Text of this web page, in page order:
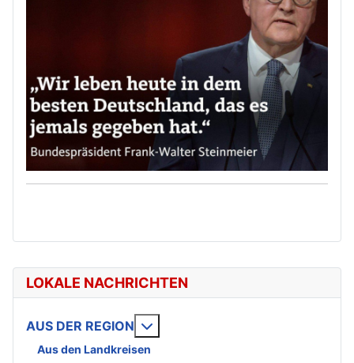
LOKALE NACHRICHTEN
AUS DER REGION
Aus den Landkreisen